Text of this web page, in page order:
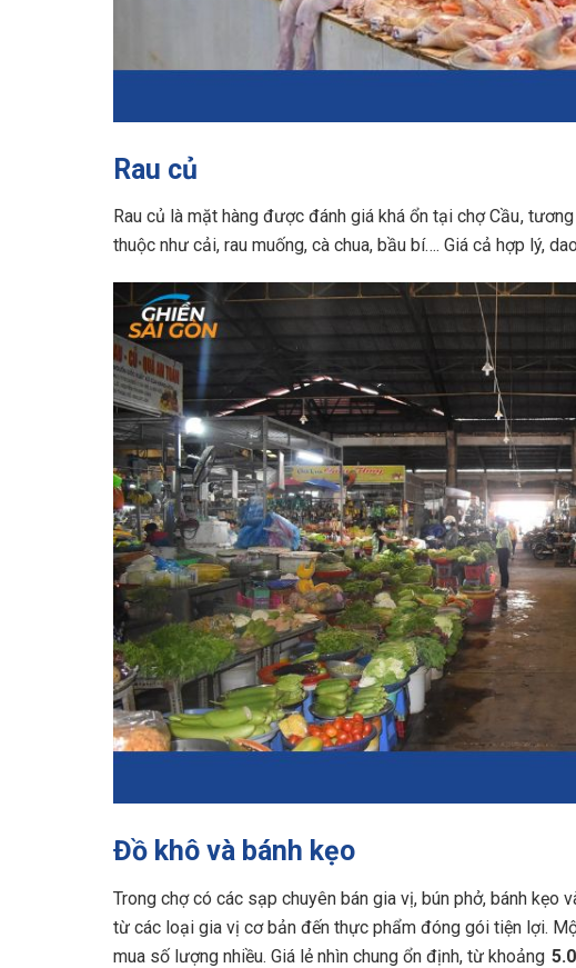
Rau củ
Rau củ là mặt hàng được đánh giá khá ổn tại chợ Cầu ,
thuộc như cải, rau muống, cà chua, bầu bí…. Giá cả hợp lý,
Đồ khô và bánh kẹo
Trong chợ có các sạp chuyên bán gia vị, bún phở, bánh kẹo
từ các loại gia vị cơ bản đến thực phẩm đóng gói tiện lợi.
mua số lượng nhiều. Giá lẻ nhìn chung ổn định, từ khoảng